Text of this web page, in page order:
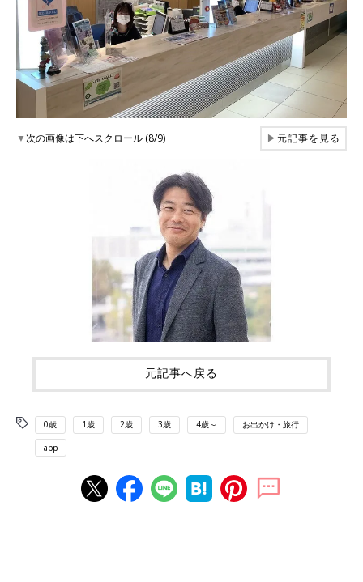
▼次の画像は下へスクロール (8/9) ▶元記事を見る
元記事へ戻る
0歳 1歳 2歳 3歳 4歳～ お出かけ・旅行
app